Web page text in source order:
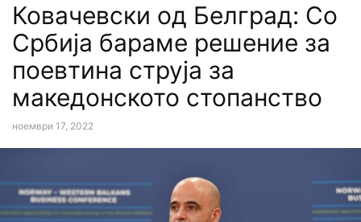
Ковачевски oд Белград: Со
Србија бараме решение за
поевтина струја за
македонското стопанство
ноември 17, 2022